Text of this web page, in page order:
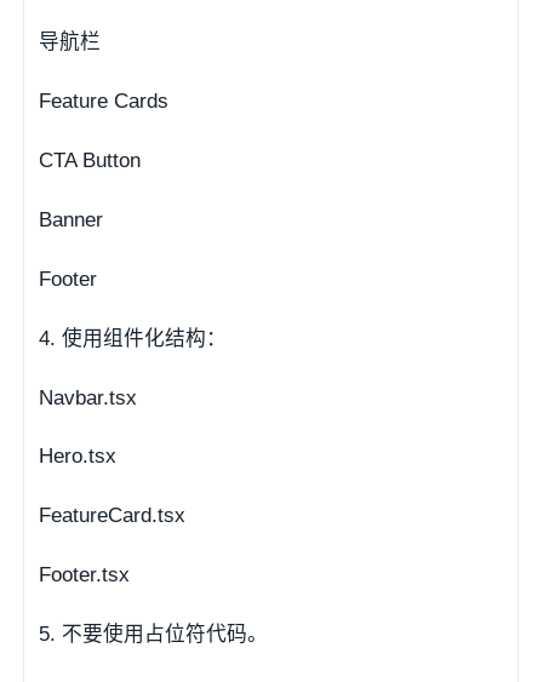
导航栏
Feature Cards
CTA Button
Banner
Footer
4. 使用组件化结构：
Navbar.tsx
Hero.tsx
FeatureCard.tsx
Footer.tsx
5. 不要使用占位符代码。